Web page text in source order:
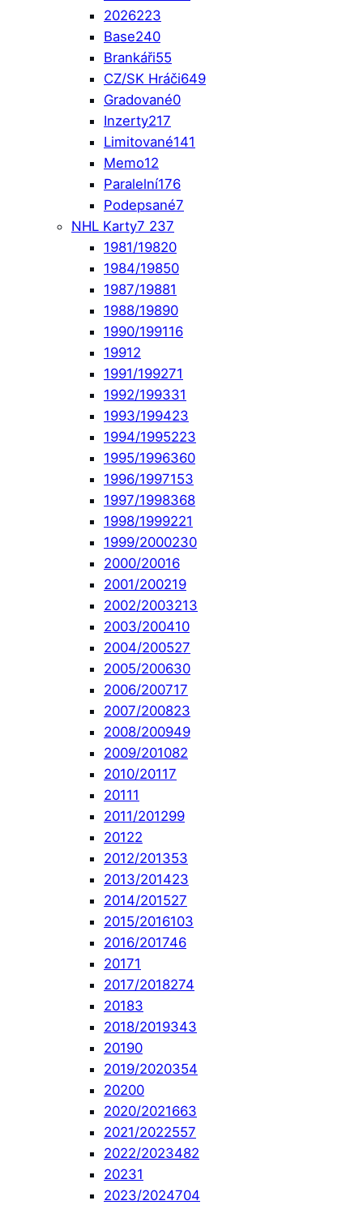
2026223
Base240
Brankáři55
CZ/SK Hráči649
Gradované0
Inzerty217
Limitované141
Memo12
Paralelní176
Podepsané7
NHL Karty7 237
1981/19820
1984/19850
1987/19881
1988/19890
1990/199116
19912
1991/199271
1992/199331
1993/199423
1994/1995223
1995/1996360
1996/1997153
1997/1998368
1998/1999221
1999/2000230
2000/20016
2001/200219
2002/2003213
2003/200410
2004/200527
2005/200630
2006/200717
2007/200823
2008/200949
2009/201082
2010/20117
20111
2011/201299
20122
2012/201353
2013/201423
2014/201527
2015/2016103
2016/201746
20171
2017/2018274
20183
2018/2019343
20190
2019/2020354
20200
2020/2021663
2021/2022557
2022/2023482
20231
2023/2024704